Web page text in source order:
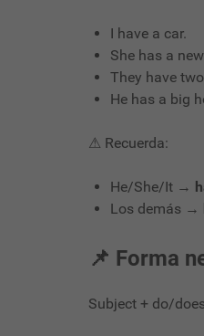
I have a car.
She has a
They have
He has a big
⚠ Recuerda:
He/She/It →
Los demás →
📌 Forma
Subject + do/